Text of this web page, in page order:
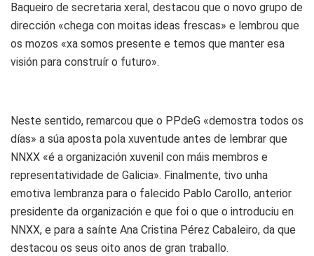
Baqueiro de secretaria xeral, destacou que o novo grupo de
dirección «chega con moitas ideas frescas» e lembrou que
os mozos «xa somos presente e temos que manter esa
visión para construír o futuro».
Neste sentido, remarcou que o PPdeG «demostra todos os
días» a súa aposta pola xuventude antes de lembrar que
NNXX «é a organización xuvenil con máis membros e
representatividade de Galicia». Finalmente, tivo unha
emotiva lembranza para o falecido Pablo Carollo, anterior
presidente da organización e que foi o que o introduciu en
NNXX, e para a saínte Ana Cristina Pérez Cabaleiro, da que
destacou os seus oito anos de gran traballo.